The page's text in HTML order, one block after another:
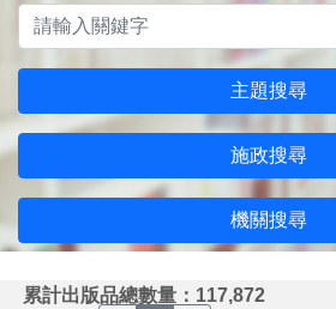
主題搜尋
施政搜尋
機關搜尋
累計出版品總數量：117,872